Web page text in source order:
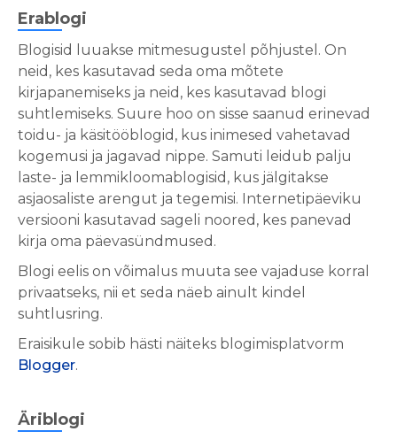
Erablogi
Blogisid luuakse mitmesugustel põhjustel. On
neid, kes kasutavad seda oma mõtete
kirjapanemiseks ja neid, kes kasutavad blogi
suhtlemiseks. Suure hoo on sisse saanud erinevad
toidu- ja käsitööblogid, kus inimesed vahetavad
kogemusi ja jagavad nippe. Samuti leidub palju
laste- ja lemmikloomablogisid, kus jälgitakse
asjaosaliste arengut ja tegemisi. Internetipäeviku
versiooni kasutavad sageli noored, kes panevad
kirja oma päevasündmused.
Blogi eelis on võimalus muuta see vajaduse korral
privaatseks, nii et seda näeb ainult kindel
suhtlusring.
Eraisikule sobib hästi näiteks blogimisplatvorm
Blogger.
Äriblogi